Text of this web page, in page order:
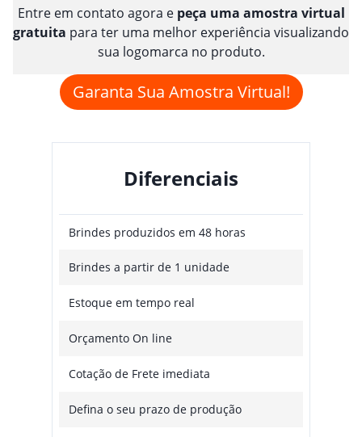
Entre em contato agora e peça uma amostra virtual
gratuita para ter uma melhor experiência visualizando
sua logomarca no produto.
Garanta Sua Amostra Virtual!
Diferenciais
Brindes produzidos em 48 horas
Brindes a partir de 1 unidade
Estoque em tempo real
Orçamento On line
Cotação de Frete imediata
Defina o seu prazo de produção